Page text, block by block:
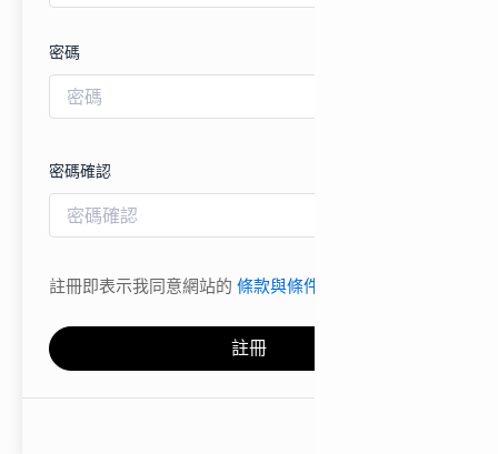
密碼
密碼確認
註冊即表示我同意網站的 條款與條件
註冊